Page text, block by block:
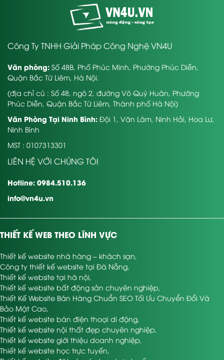
Công Ty TNHH Giải Pháp Công Nghệ VN4U
Văn phòng: Số 48B, Phố Phúc Minh, Phường Phúc Diễn,
Quận Bắc Từ Liêm, Hà Nội.
(địa chỉ cũ : Số 48, ngõ 2, đường Võ Quý Huân, Phường
Phúc Diễn, Quận Bắc Từ Liêm, Thành phố Hà Nội)
Văn Phòng Tại Ninh Bình: Đội 1, Văn Lâm, Ninh Hải, Hoa Lư,
Ninh Bình
MST : 0107313301
LIÊN HỆ VỚI CHÚNG TÔI
Hotline: 0984.510.136
info@vn4u.vn
THIẾT KẾ WEB THEO LĨNH VỰC
Thiết kế website nhà hàng – khách sạn,
Công ty thiết kế website tại Đà Nẵng,
Thiết kế website tại hà nội,
Thiết kế website bất động sản chuyên nghiệp,
Thiết Kế Website Bán Hàng Chuẩn SEO Tối Ưu Chuyển Đổi Và
Bảo Mật Cao,
Thiết kế website bán điện thoại di động,
Thiết kế website nội thất đẹp chuyên nghiệp,
Thiết kế website giới thiệu doanh nghiệp,
Thiết kế website học trực tuyến,